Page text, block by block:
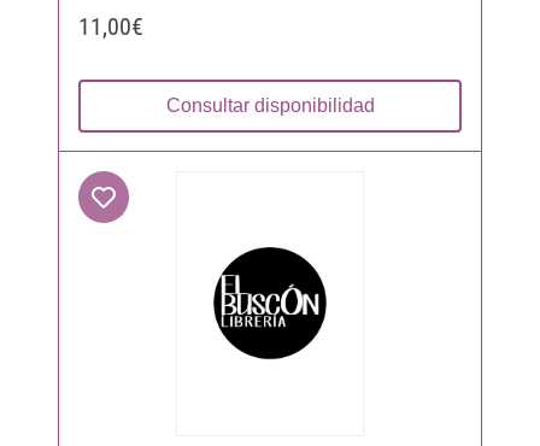
11,00€
Consultar disponibilidad